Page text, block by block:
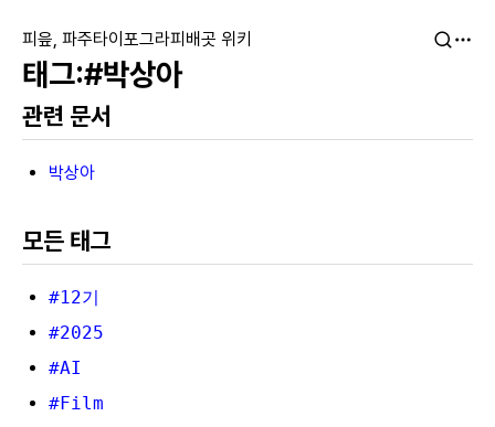
피읖, 파주타이포그라피배곳 위키
#박상아
관련 문서
박상아
모든 태그
#12기
#2025
#AI
#Film